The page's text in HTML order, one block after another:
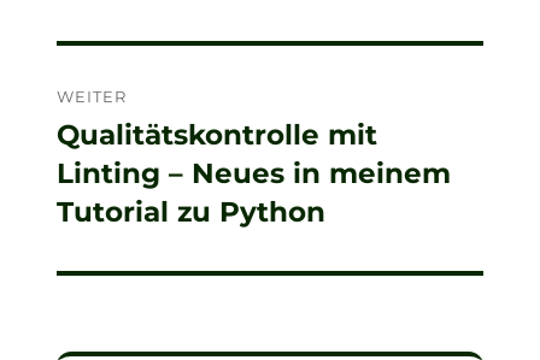
WEITER
Nächster
Beitrag:
Qualitätskontrolle mit
Linting – Neues in meinem
Tutorial zu Python